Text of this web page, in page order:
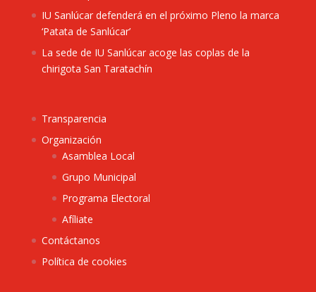
IU Sanlúcar defenderá en el próximo Pleno la marca
‘Patata de Sanlúcar’
La sede de IU Sanlúcar acoge las coplas de la
chirigota San Taratachín
Transparencia
Organización
Asamblea Local
Grupo Municipal
Programa Electoral
Afíliate
Contáctanos
Política de cookies